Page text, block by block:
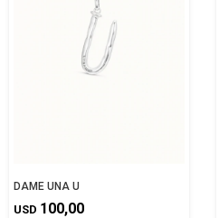
DAME UNA U
USD 100,00